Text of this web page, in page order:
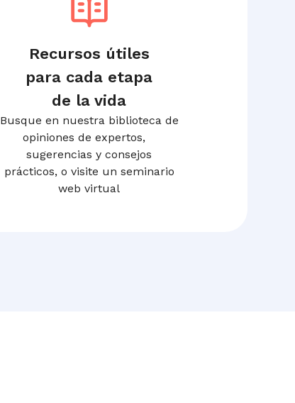
Recursos útiles
para cada etapa
de la vida
Busque en nuestra biblioteca de
opiniones de expertos,
sugerencias y consejos
prácticos, o visite un seminario
web virtual